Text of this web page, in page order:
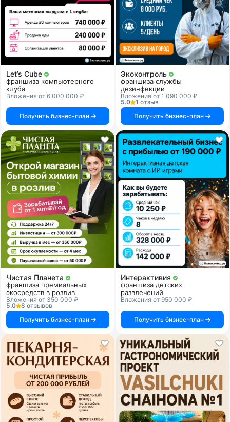
Let’s Cube
франшиза компьютерного
клуба
Вложения от 6 000 000 ₽
Получить бизнес-план
Экоконтроль
франшиза службы
дезинфекции
Вложения от 1 090 000 ₽
5.0
1 отзыв
Получить бизнес-план
Чистая Планета
франшиза премиальных
экосредств в розлив
Вложения от 350 000 ₽
5.0
8 отзывов
Получить бизнес-план
Интерактивия
франшиза детских
развлечений
Вложения от 950 000 ₽
Получить бизнес-план